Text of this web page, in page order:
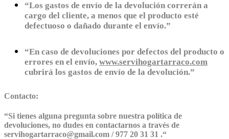
“Los gastos de envío de la devolución correrán a
cargo del cliente, a menos que el producto esté
defectuoso o dañado durante el envío.”
“En caso de devoluciones por defectos del producto o
errores en el envío, www.servihogartarraco.com
cubrirá los gastos de envío de la devolución.”
Contacto:
“Si tienes alguna pregunta sobre nuestra política de
devoluciones, no dudes en contactarnos a través de
servihogartarraco@gmail.com / 977 20 31 31 .“